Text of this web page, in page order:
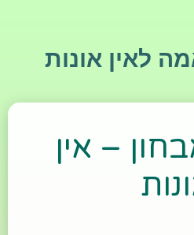
לאין אונות
– אין